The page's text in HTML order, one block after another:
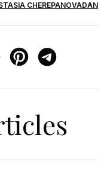
CHEREPANOVADAN